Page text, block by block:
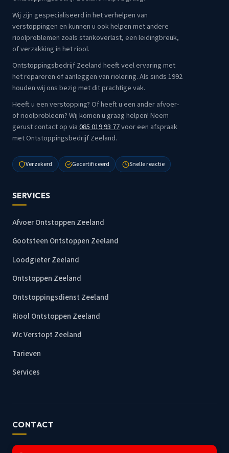
Wij zijn gespecialiseerd in het verhelpen van
verstoppingen en kunnen u ook helpen met andere
rioolproblemen zoals stankoverlast, een leidingbreuk,
of verzakking in het riool.
Ontstoppingsbedrijf Zeeland heeft veel ervaring met
het repareren of aanleggen van riolering. Als sinds 1992
houden wij ons bezig met dit prachtige vak.
Heeft u een verstopping? Of heeft u een ander afvoer-
of rioolprobleem? Wij komen u graag helpen! Neem
gerust contact op via085 019 93 77voor een afspraak
met Ontstoppingsbedrijf Zeeland.
Verzekerd Gecertificeerd Snelle reactie
SERVICES
Afvoer Ontstoppen Zeeland
Gootsteen Ontstoppen Zeeland
Loodgieter Zeeland
Ontstoppen Zeeland
Ontstoppingsdienst Zeeland
Riool Ontstoppen Zeeland
Wc Verstopt Zeeland
Tarieven
Services
CONTACT